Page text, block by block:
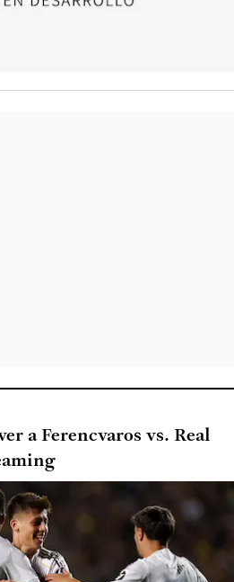
a Ferencvaros vs. Real